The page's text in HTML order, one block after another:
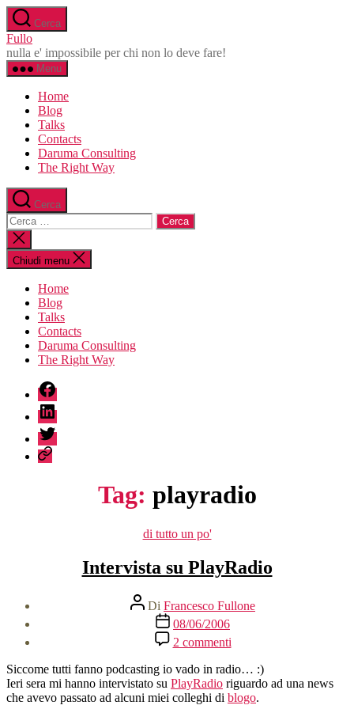
Salta
al
contenuto
Cerca
Fullo
nulla e' impossibile per chi non lo deve fare!
Menu
Home
Blog
Talks
Contacts
Daruma Consulting
The Right Way
Cerca
Cerca:
Chiudi
la
ricerca
Chiudi menu
Home
Blog
Talks
Contacts
Daruma Consulting
The Right Way
fb
linkedin
twitter
sessionize
Tag: playradio
Categorie
di tutto un po'
Intervista su PlayRadio
Autore
articolo
Di Francesco Fullone
Data
dell'articolo
08/06/2006
2 commentisu
Intervista
su
PlayRadio
Siccome tutti fanno podcasting io vado in radio… :)
Ieri sera mi hanno intervistato su PlayRadio riguardo ad una news
che avevo passato ad alcuni miei colleghi di blogo.